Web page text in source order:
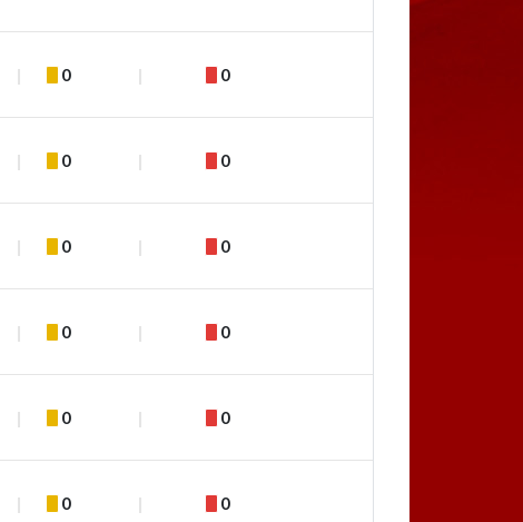
0 0
0 0
0 0
0 0
0 0
0 0